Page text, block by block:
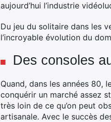
aujourd’hui l’industrie
Du jeu du solitaire dans les
l’incroyable évolution du
Des consoles
Quand, dans les années 80,
conquérir un marché assez
très loin de ce qu’on peut
artisanale. Avec le succès